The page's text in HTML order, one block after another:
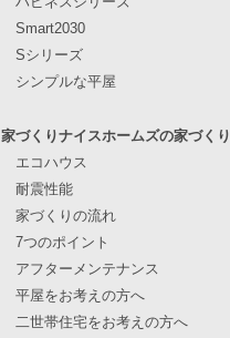
Smart2030
Sシリーズ
シンプルな平屋
家づくりナイスホームズの家づくり
エコハウス
耐震性能
家づくりの流れ
7つのポイント
アフターメンテナンス
平屋をお考えの方へ
二世帯住宅をお考えの方へ